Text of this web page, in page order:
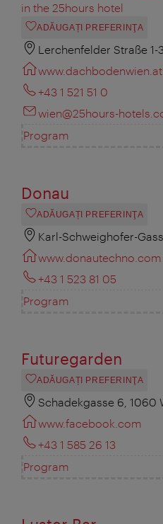
in the 25hours hotel
ADĂUGAȚI PREFERINŢA
Lerchenfelder Straße 1-
www.dachbodenwien.at
+43 1 521 51 0
wien@25hours-
Program
Donau
ADĂUGAȚI PREFERINŢA
Karl-Schweighofer-
www.donautechno.com
+43 1 523 81 05
Program
Futuregarden
ADĂUGAȚI PREFERINŢA
Schadekgasse 6, 1060
www.facebook.com
+43 1 585 26 13
Program